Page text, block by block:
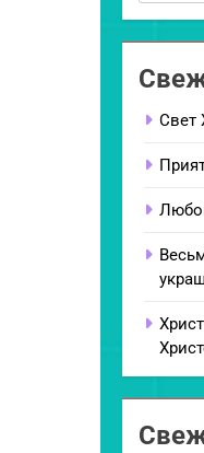
Свет